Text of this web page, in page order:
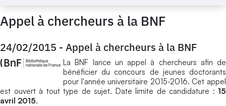
Appel à chercheurs à la BNF
24/02/2015 - Appel à chercheurs à la BNF
La BNF lance un appel à chercheurs afin de
bénéficier du concours de jeunes doctorants
pour l'année universitaire 2015-2016. Cet appel
est ouvert à tout type de sujet. Date limite de candidature : 15
avril 2015.